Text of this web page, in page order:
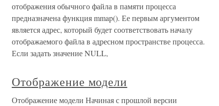
отображения обычного файла в памяти процесса
предназначена функция mmap(). Ее первым аргументом
является адрес, который будет соответствовать началу
отображаемого файла в адресном пространстве процесса.
Если задать значение NULL,
Отображение модели
Отображение модели Начиная с прошлой версии